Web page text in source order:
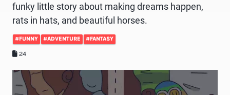
funky little story about making dreams happen,
rats in hats, and beautiful horses.
#FUNNY #ADVENTURE #FANTASY
24